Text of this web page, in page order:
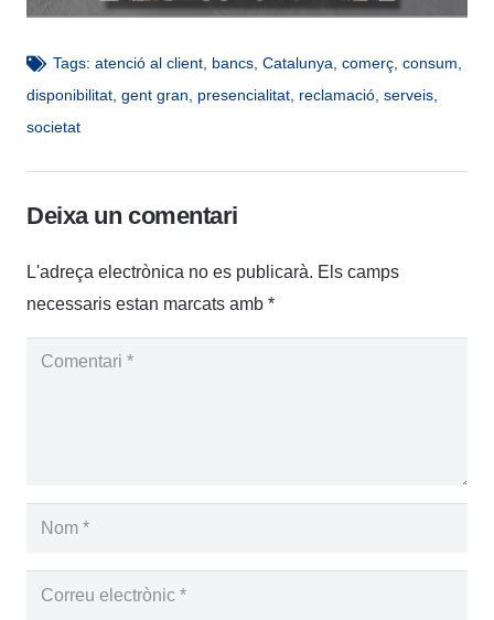
Tags: atenció al client, bancs, Catalunya comerç, consum
disponibilitat gent gran presencialitat reclamació serveis
societat
Deixa un comentari
L'adreça electrònica no es publicarà. Els camps
necessaris estan marcats amb *